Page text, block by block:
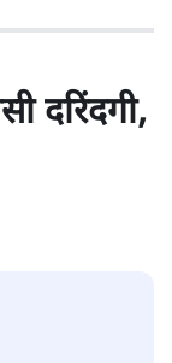
चैनल - ज़ी न्यूज़ -
तेज़ और दिल्ली